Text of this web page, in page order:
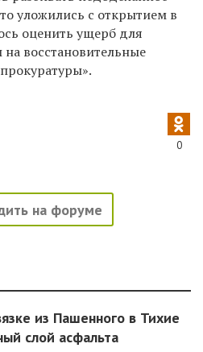
уложились с открытием в
оценить ущерб для
восстановительные
прокуратуры».
0
на форуме
из Пашенного в Тихие
слой асфальта